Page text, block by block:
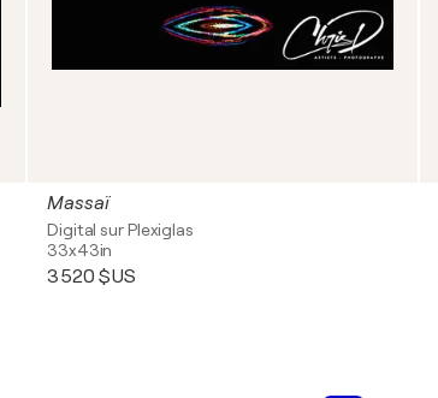
Massaï
Digital sur Plexiglas
33x43in
3 520 $US